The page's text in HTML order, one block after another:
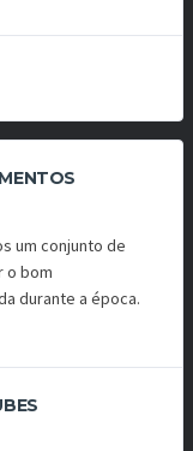
um conjunto de
o bom
durante a época.